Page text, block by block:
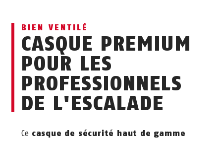
BIEN VENTILÉ
CASQUE PREMIUM
POUR LES
PROFESSIONNELS
DE L'ESCALADE
Ce casque de sécurité haut de gamme